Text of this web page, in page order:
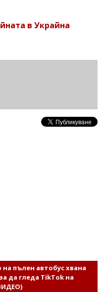
в Украйна
пълен автобус хвана
да гледа TikTok на